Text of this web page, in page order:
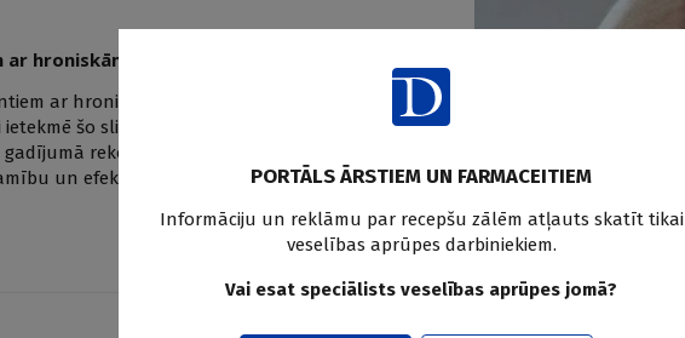
hroniskām slimībām un bezmiegu
ar hroniskām slimībām (sāpju sindroms,
šo slimību iznākumu un dzīves kvalitāti.
rekomendēta kā pirmās līnijas terapija,
un efektivitāti pacientiem ar hroniskāmPORTĀLS ĀRSTIEM UN FARMACEITIEM
Informāciju un reklāmu par recepšu zālēm atļauts skatīt tikai
veselības aprūpes darbiniekiem.
Vai esat speciālists veselības aprūpes jomā?